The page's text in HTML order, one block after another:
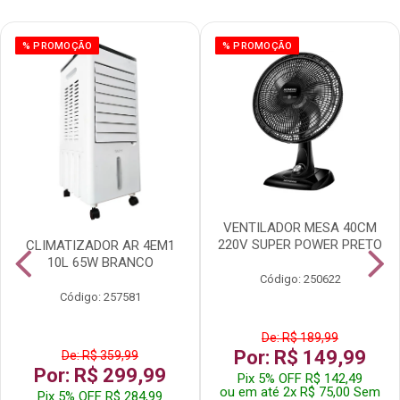
% PROMOÇÃO
CLIMATIZADOR AR 4EM1
10L 65W BRANCO
Código: 257581
De: R$ 359,99
Por: R$ 299,99
Pix 5% OFF R$ 284,99
% PROMOÇÃO
VENTILADOR MESA 40CM
220V SUPER POWER PRETO
Código: 250622
De: R$ 189,99
Por: R$ 149,99
Pix 5% OFF R$ 142,49
ou em até 2x R$ 75,00 Sem